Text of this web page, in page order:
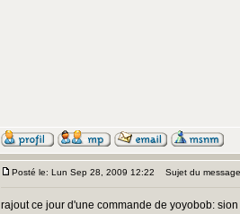
Posté le: Lun Sep 28, 2009 12:22 Sujet du
rajout ce jour d'une commande de yoyobob: